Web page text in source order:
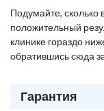
Подумайте, сколько
положительный
клинике гораздо
обратившись сюда
Гарантия